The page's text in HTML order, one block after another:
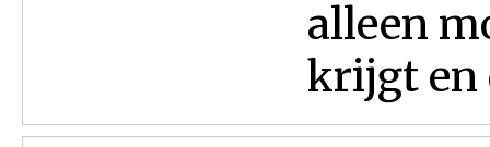
alleen
krijgt en